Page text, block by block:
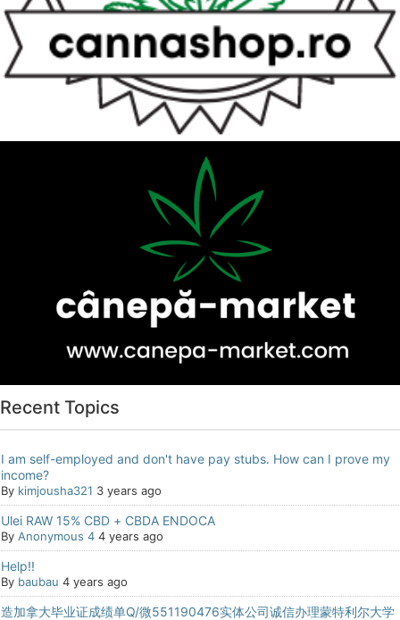
Recent Topics
I am self-employed and don't have pay stubs. How can I prove my
income?
By kimjousha321 3 years ago
Ulei RAW 15% CBD + CBDA ENDOCA
By Anonymous 4 4 years ago
Help!!
By baubau 4 years ago
造加拿大毕业证成绩单Q/微551190476实体公司诚信办理蒙特利尔大学